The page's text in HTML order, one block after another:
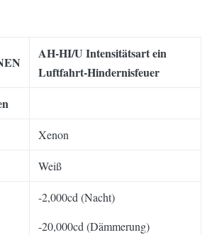
AH-HI/U Intensitätsart ein
Luftfahrt-Hindernisfeuer
Xenon
Weiß
-2,000cd (Nacht)
-20,000cd (Dämmerung)